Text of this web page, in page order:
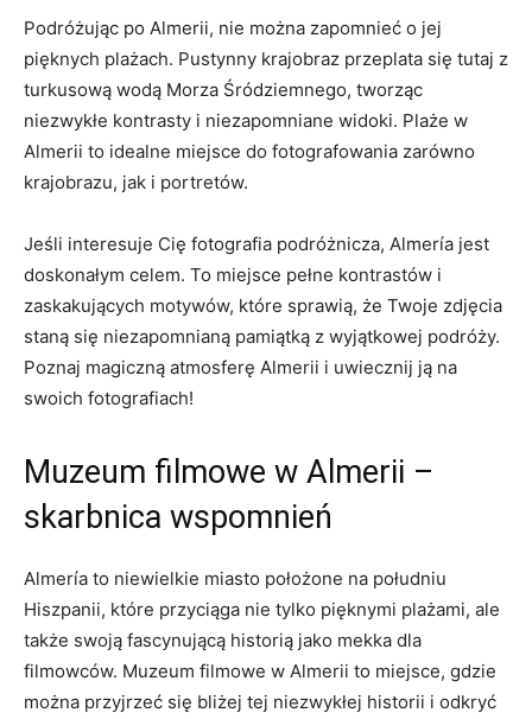
Podróżując po Almerii, nie można zapomnieć ⁤o jej
pięknych plażach. Pustynny ‌krajobraz przeplata ⁤się tutaj z
turkusową wodą Morza Śródziemnego, tworząc
niezwykłe kontrasty i niezapomniane widoki. Plaże w
Almerii to idealne miejsce do fotografowania​ zarówno
krajobrazu, jak i portretów.
Jeśli interesuje Cię fotografia podróżnicza, Almería ⁤jest
doskonałym celem.⁢ To⁣ miejsce pełne kontrastów i ​
zaskakujących motywów, które sprawią, że Twoje zdjęcia
staną się niezapomnianą ⁤pamiątką z wyjątkowej podróży.
Poznaj magiczną ⁤atmosferę Almerii i uwiecznij ją na
swoich ‍fotografiach!
Muzeum filmowe w Almerii –
skarbnica wspomnień
Almería to niewielkie miasto położone na południu
Hiszpanii, które przyciąga nie tylko pięknymi plażami, ale
także swoją fascynującą historią jako mekka dla
filmowców. ⁣Muzeum filmowe w ‌Almerii to miejsce, gdzie
można przyjrzeć się bliżej tej ‍niezwykłej historii i odkryć